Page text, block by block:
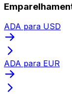
ADA para USD
ADA para EUR